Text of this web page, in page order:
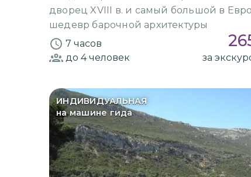
дворец XVIII в. и самый большой в
шедевр барочной архитектуры
7 часов
до 4человек за
ИНДИВИДУАЛЬНАЯ
на машине гида